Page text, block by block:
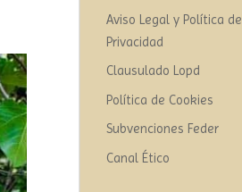
Aviso Legal y Política de
Privacidad
Clausulado Lopd
Política de Cookies
Subvenciones Feder
Canal Ético